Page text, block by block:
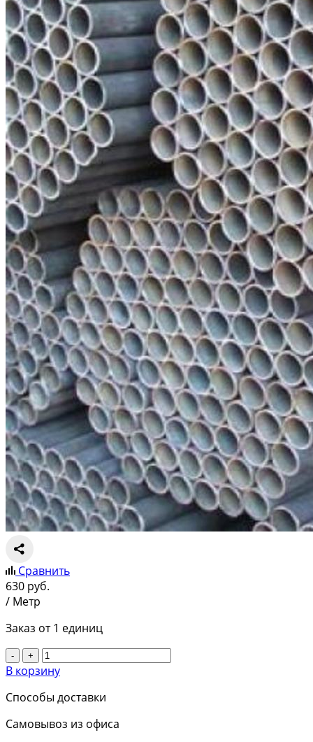
Сравнить
630 руб.
/ Метр
Заказ от 1 единиц
- +
В корзину
Способы доставки
Самовывоз из офиса